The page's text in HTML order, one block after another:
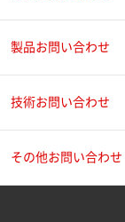
製品お問い合わせ
技術お問い合わせ
その他お問い合わせ